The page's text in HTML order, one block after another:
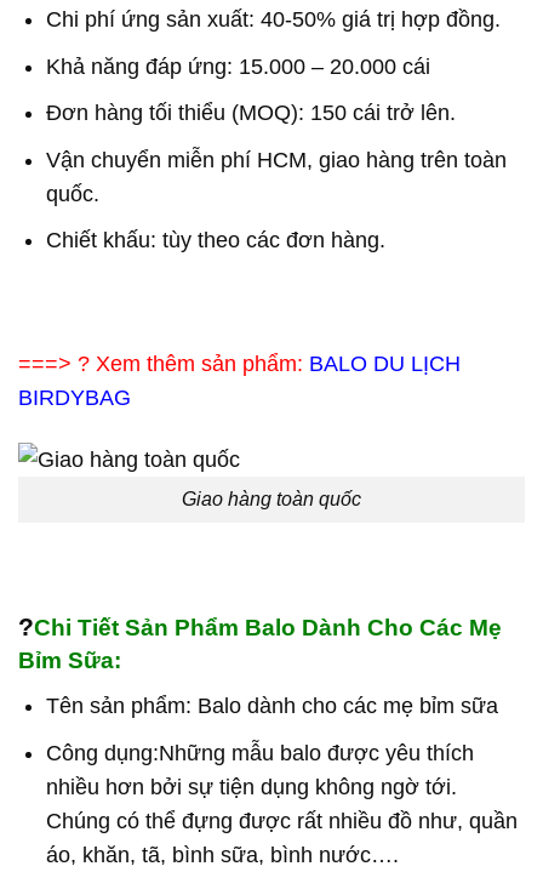
Chi phí ứng sản xuất: 40-50% giá trị hợp đồng.
Khả năng đáp ứng: 15.000 – 20.000 cái
Đơn hàng tối thiểu (MOQ): 150 cái trở lên.
Vận chuyển miễn phí HCM, giao hàng trên toàn
quốc.
Chiết khấu: tùy theo các đơn hàng.
===> ? Xem thêm sản phẩm: BALO DU LỊCH
BIRDYBAG
Giao hàng toàn quốc
?Chi Tiết Sản Phẩm Balo Dành Cho Các Mẹ
Bỉm Sữa:
Tên sản phẩm: Balo dành cho các mẹ bỉm sữa
Công dụng:Những mẫu balo được yêu thích
nhiều hơn bởi sự tiện dụng không ngờ tới.
Chúng có thể đựng được rất nhiều đồ như, quần
áo, khăn, tã, bình sữa, bình nước….